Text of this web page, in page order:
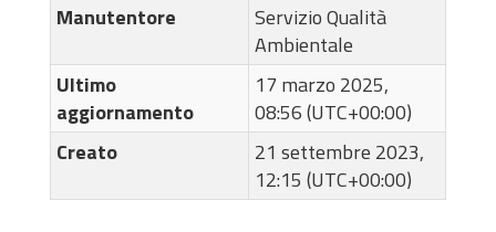
Manutentore
Servizio Qualità
Ambientale
Ultimo
aggiornamento
17 marzo 2025,
08:56 (UTC+00:00)
Creato
21 settembre 2023,
12:15 (UTC+00:00)